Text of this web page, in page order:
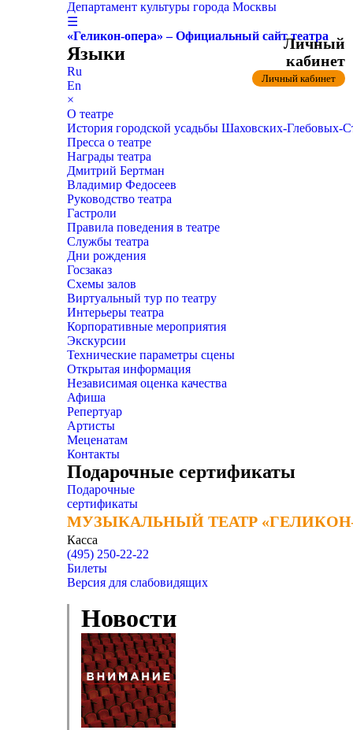
Департамент культуры города Москвы
☰
«Геликон-опера» – Официальный сайт театра
Языки
Ru
En
×
О театре
История городской усадьбы Шаховских-
Пресса о театре
Награды театра
Дмитрий Бертман
Владимир Федосеев
Руководство театра
Гастроли
Правила поведения в театре
Службы театра
Дни рождения
Госзаказ
Схемы залов
Виртуальный тур по театру
Интерьеры театра
Корпоративные мероприятия
Экскурсии
Технические параметры сцены
Открытая информация
Независимая оценка качества
Афиша
Репертуар
Артисты
Меценатам
Контакты
Подарочные сертификаты
Подарочные
сертификаты
МУЗЫКАЛЬНЫЙ ТЕАТР
МУЗЫКАЛЬНЫЙ ТЕАТР
Касса
(495) 250-22-22
Личный
кабинет
Личный кабинет
Билеты
Версия для слабовидящих
Новости